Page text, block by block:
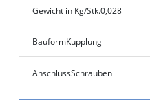
Gewicht in Kg/Stk.0,028
BauformKupplung
AnschlussSchrauben